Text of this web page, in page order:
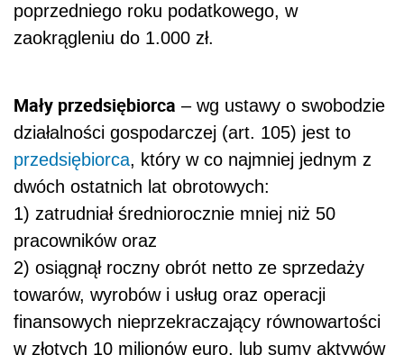
poprzedniego roku podatkowego, w
zaokrągleniu do 1.000 zł.
Mały przedsiębiorca – wg ustawy o swobodzie
działalności gospodarczej (art. 105) jest to
przedsiębiorca, który w co najmniej jednym z
dwóch ostatnich lat obrotowych:
1) zatrudniał średniorocznie mniej niż 50
pracowników oraz
2) osiągnął roczny obrót netto ze sprzedaży
towarów, wyrobów i usług oraz operacji
finansowych nieprzekraczający równowartości
w złotych 10 milionów euro, lub sumy aktywów